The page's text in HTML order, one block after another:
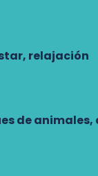
relajación
de